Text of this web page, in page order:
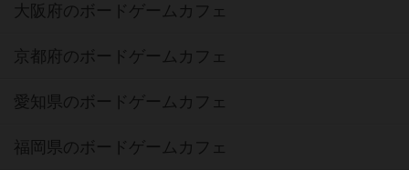
大阪府のボードゲームカフェ
京都府のボードゲームカフェ
愛知県のボードゲームカフェ
福岡県のボードゲームカフェ